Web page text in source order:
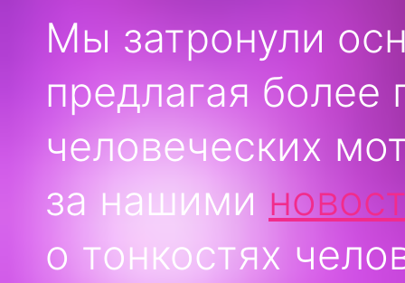
Мы затронули
предлагая более
человеческих
за нашими
о тонкостях